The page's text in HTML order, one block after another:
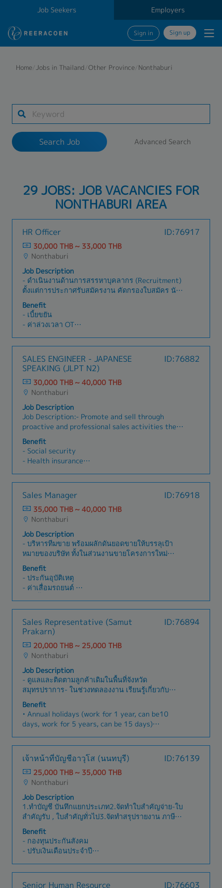
Job Seekers Employers
Sign in Sign up
Industry
1 selected
Home/Jobs in Thailand/Other Province/Nonthaburi
Search Job Advanced Search
29 JOBS: JOB VACANCIES FOR
NONTHABURI AREA
HR Officer ID:76917
30,000 THB ~ 33,000 THB
Nonthaburi
Job Description
- ดำเนินงานด้านการสรรหาบุคลากร (Recruitment)
ตั้งแต่การประกาศรับสมัครงาน คัดกรองใบสมัคร นัด
หมายสัมภาษณ์ ประสานงานกับผู้ที่เกี่ยวข้อง และ
ดำเนินการรับพนักงานใหม่- จัดเตรียมและประสาน
งานการปฐมนิเทศพนักงานใหม่ (Orientation)-
วางแผนและประสานงานการฝึกอบรมพนักงาน
(Training)- ดูแลและบันทึกข้อมูลการลงเวลาทำงาน
ดูแลฐานข้อมูลและแฟ้มประวัติพนักงาน รวมถึงจัดเก็บ
เอกสารด้านทรัพยากรบุคคล- จัดทำ ควบคุม และจัด
เก็บเอกสารที่เกี่ยวข้องกับระบบบริหารคุณภาพ (ISO)
รวมถึงประสานงานกับหน่วยงานที่เกี่ยวข้องเพื่อรองรับ
(Internal/External Audit)- สนับสนุนการดำเนิน
งานด้านระบบ ISO ให้เป็นไปตามข้อกำหนดและ
มาตรฐานของบริษัท- จัดทำรายงานด้านทรัพยากร
บุคคลและงานธุรการที่เกี่ยวข้อง- ให้คำแนะนำและ
ประสานงานด้านทรัพยากรบุคคลกับพนักงานและ
หน่วยงานต่าง ๆ- สนับสนุนการจัดกิจกรรมและ
Benefit
- เบี้ยขยัน
- ค่าล่วงเวลา OT
- เครื่องแบบพนักงาน Uniform
- โบนัส (ตามผลประกอบการของบริษัทฯ)
- ปรับเงินเดือนประจำปี
- วันหยุดประจำปี
- วันหยุดพักผ่อนประจำปี
- งานสังสรรค์ประจำปี
- อื่นๆ ตามกฏหมายกำหนด ฯลฯ
SALES ENGINEER - JAPANESE
SPEAKING (JLPT N2)
ID:76882
30,000 THB ~ 40,000 THB
Nonthaburi
Job Description
Job Description:- Promote and sell through
proactive and professional sales activities the
products of the company and its associated
companies- Preparing presentations and
proposals for clients.- Develop sales to achieve
sales target and increase market share.-
Establish Customer relationships at all levels
organizations from senior management through
to the production and maintenance levels-
Identifying and resolving client concerns.-
ละเอียดงาน- ส่งเสริมและขายผลิตภัณฑ์ของบริษัท
และบริษัทในเครือผ่านกิจกรรมการขายเชิงรุกและ
เป็นมืออาชีพ- จัดเตรียมการนำเสนอและข้อเสนอ
สำหรับลูกค้า- พัฒนายอดขายเพื่อให้บรรลุเป้าหมาย
การขายและเพิ่มส่วนแบ่งการตลาด- สร้างความ
สัมพันธ์กับลูกค้าในทุกระดับภายในองค์กรของลูกค้า
ในอนาคตและลูกค้าที่มีอยู่ตั้งแต่ผู้บริหารระดับสูงไป
ขายตามที่ได้รับมอบหมาย
Benefit
- Social security
- Health insurance
- Annual bonus
- Salary adjustment
- Provident fund
- Employee training and development
[Others]
- Gasoline costs, travel expenses
- Wedding congratulations
- Telephone expenses
- Employee uniforms, uniforms
- Annual trip or annual treat
Sales Manager ID:76918
35,000 THB ~ 40,000 THB
Nonthaburi
Job Description
- บริหารทีมขาย พร้อมผลักดันยอดขายให้บรรลุเป้า
หมายของบริษัท ทั้งในส่วนงานขายโครงการใหม่
(New Equipment) และงานขายบริการหลังการขาย
(Service & Maintenance)- วางแผนและเข้าพบลูกค้า
เพื่อนำเสนอการเปลี่ยนอะไหล่ งานซ่อมบำรุง และการ
ปรับปรุงระบบ (Modernization) ตามอายุการใช้งาน
ของอุปกรณ์ เพื่อเพิ่มความปลอดภัยและประสิทธิภาพ
ต่ออายุสัญญาบำรุงรักษารายปี (Preventive
Maintenance Contract)- ขยายฐานลูกค้าใหม่ และ
สร้างโอกาสทางธุรกิจอย่างต่อเนื่อง- ประสานงาน
ระหว่างลูกค้า ทีมวิศวกร และทีมช่างบริการ เพื่อ
ติดตามความคืบหน้าของโครงการ ดูแลความพึงพอใจ
ของลูกค้า และสร้างความสัมพันธ์ระยะยาว
Benefit
- ประกันอุบัติเหตุ
- ค่าเสื่อมรถยนต์
- เบี้ยขยัน
- ค่าล่วงเวลา OT
- ประกันสังคม
- เครื่องแบบพนักงาน Uniform
- โบนัส (ตามผลประกอบการของบริษัทฯ)
- ปรับเงินเดือนประจำปี
- วันหยุดประจำปี
- วันหยุดพักผ่อนประจำปี
- งานสังสรรค์ประจำปี
- อื่นๆ ตามกฏหมายกำหนด ฯลฯ
Sales Representative (Samut
Prakarn)
ID:76894
20,000 THB ~ 25,000 THB
Nonthaburi
Job Description
- ดูแลและติดตามลูกค้าเดิมในพื้นที่จังหวัด
สมุทรปราการ- ในช่วงทดลองงาน เรียนรู้เกี่ยวกับ
ผลิตภัณฑ์ของบริษัท และออกพบลูกค้าร่วมกับผู้จัดการ
หรือหัวหน้างาน- เข้าพบลูกค้าประมาณวันละ 3–5
ราย ในพื้นที่จังหวัดสมุทรปราการ โดยใช้รถยนต์ส่วน
ตัว- สามารถออกพบลูกค้าและเดินทางกลับบ้านได้
โดยตรง ไม่จำเป็นต้องเข้าบริษัททุกวัน- เข้าประชุม
ประมาณเดือนละ 2–3 ครั้ง- ขยายตลาดและเพิ่มส่วน
แบ่งการตลาดของผลิตภัณฑ์ใหม่และผลิตภัณฑ์เชิงกล
ยุทธ์ของบริษัท- สร้างและรักษาความสัมพันธ์อันดีกับ
บริการ เพื่อสร้างความพึงพอใจสูงสุดให้แก่ลูกค้า
Benefit
• Annual holidays (work for 1 year, can be10
days, work for 5 years, can be 15 days)
• Inclusive payment (Depending on sales)
• Car maintenance costs (per month)
• Car insurance fee (per month)
• Fuel cost per kilometer
• Bonus
• 1-year salary adjustment
• Introduction to pneumatic systems training
• Allowance for N3 and above
เจ้าหน้าที่บัญชีอาวุโส (นนทบุรี) ID:76139
25,000 THB ~ 35,000 THB
Nonthaburi
Job Description
1.ทำบัญชี บันทึกแยกประเภท2.จัดทำใบสำคัญจ่าย-ใบ
สำคัญรับ , ใบสำคัญทั่วไป3.จัดทำสรุปรายงาน ภาษี
ภ.ง.ด.3,53 ภพ.30 , ภงด.50,51 และกระทบยอดกับ
บัญชี4.ตรวจสอบความถูกต้อง ครบถ้วนของใบกำกับ
ภาษีตามกฎหมายใหม่ และตรวจสอบความถูกต้องของ
แบบหัก ณ ที่จ่าย5.จัดทำทะเบียนทรัพย์สิน6.ตรวจสอบ
รายงานรับของ เข้าใจเกณฑ์คงค้าง ทำกระทบยอด
งบเพื่อปิดบัญชี9.รวมทีมและสนับสนุนทีมในการ
Benefit
- กองทุนประกันสังคม
- ปรับเงินเดือนประจำปี
- เงินช่วยเหลือกรณีญาติสายตรงถึงแก่กรรม
- โบนัสประจำปี ตามผลประกอบการบริษัท
Senior Human Resource ID:76603